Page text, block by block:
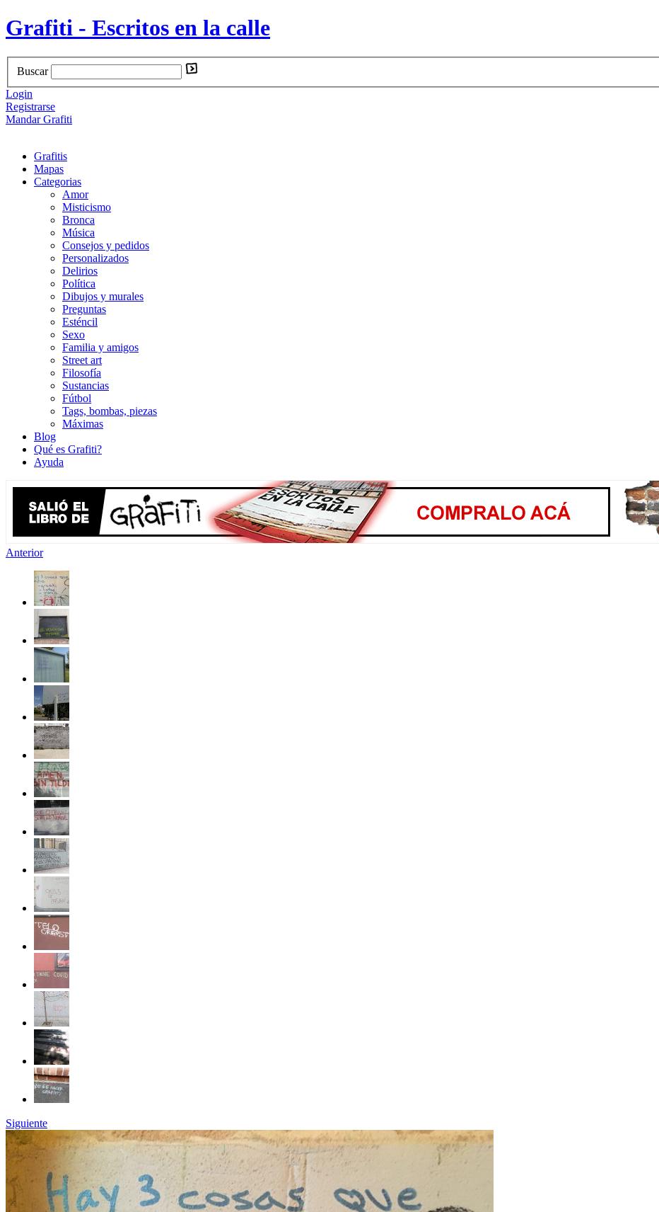
Grafiti - Escritos en la calle
Buscar
Login
Registrarse
Mandar Grafiti
Grafitis
Mapas
Categorias
Amor
Misticismo
Bronca
Música
Consejos y pedidos
Personalizados
Delirios
Política
Dibujos y murales
Preguntas
Esténcil
Sexo
Familia y amigos
Street art
Filosofía
Sustancias
Fútbol
Tags, bombas, piezas
Máximas
Blog
Qué es Grafiti?
Ayuda
Anterior
Siguiente